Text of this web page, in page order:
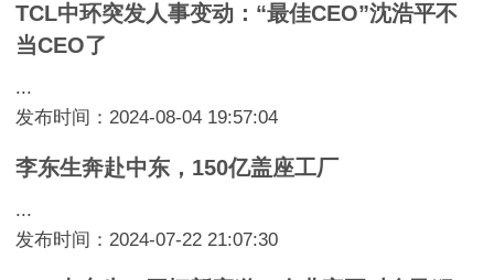
TCL中环突发人事变动：“最佳CEO”沈浩平不
当CEO了
...
发布时间：2024-08-04 19:57:04
李东生奔赴中东，150亿盖座工厂
...
发布时间：2024-07-22 21:07:30